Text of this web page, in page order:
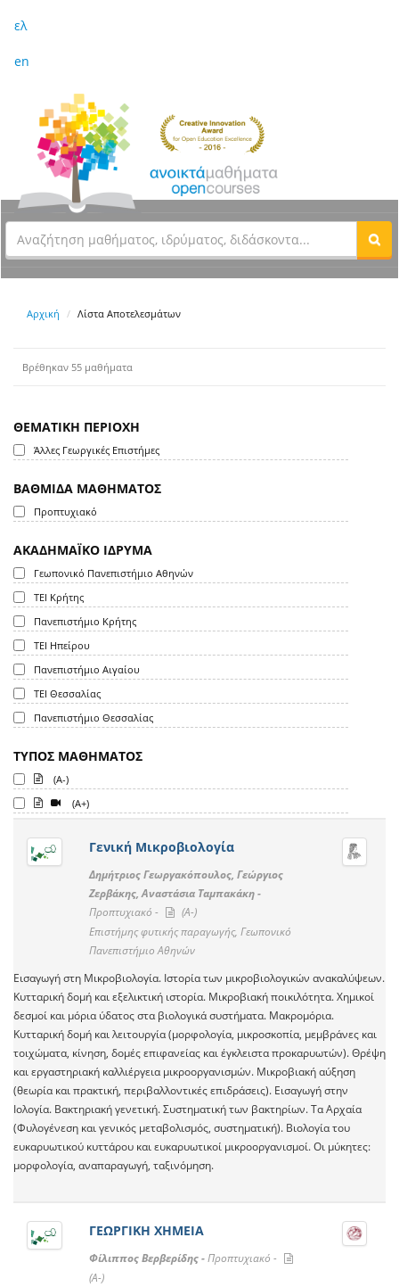
ελ
en
Αρχική Λίστα Αποτελεσμάτων
Βρέθηκαν 55 μαθήματα
ΘΕΜΑΤΙΚΗ ΠΕΡΙΟΧΗ
Άλλες Γεωργικές Επιστήμες
ΒΑΘΜΙΔΑ ΜΑΘΗΜΑΤΟΣ
Προπτυχιακό
ΑΚΑΔΗΜΑΪΚΟ ΙΔΡΥΜΑ
Γεωπονικό Πανεπιστήμιο Αθηνών
ΤΕΙ Κρήτης
Πανεπιστήμιο Κρήτης
ΤΕΙ Ηπείρου
Πανεπιστήμιο Αιγαίου
ΤΕΙ Θεσσαλίας
Πανεπιστήμιο Θεσσαλίας
ΤΥΠΟΣ ΜΑΘΗΜΑΤΟΣ
(A-)
(A+)
Γενική Μικροβιολογία
Δημήτριος Γεωργακόπουλος, Γεώργιος
Ζερβάκης, Αναστάσια Ταμπακάκη -
Προπτυχιακό -
(A-)
Επιστήμης φυτικής παραγωγής, Γεωπονικό
Πανεπιστήμιο Αθηνών
Εισαγωγή στη Μικροβιολογία. Ιστορία των μικροβιολογικών ανακαλύψεων.
Κυτταρική δομή και εξελικτική ιστορία. Μικροβιακή ποικιλότητα. Χημικοί
δεσμοί και μόρια ύδατος στα βιολογικά συστήματα. Μακρομόρια.
Κυτταρική δομή και λειτουργία (μορφολογία, μικροσκοπία, μεμβράνες και
τοιχώματα, κίνηση, δομές επιφανείας και έγκλειστα προκαρυωτών). Θρέψη
και εργαστηριακή καλλιέργεια μικροοργανισμών. Μικροβιακή αύξηση
(θεωρία και πρακτική, περιβαλλοντικές επιδράσεις). Εισαγωγή στην
Ιολογία. Βακτηριακή γενετική. Συστηματική των βακτηρίων. Τα Αρχαία
(Φυλογένεση και γενικός μεταβολισμός, συστηματική). Βιολογία του
ευκαρυωτικού κυττάρου και ευκαρυωτικοί μικροοργανισμοί. Οι μύκητες:
μορφολογία, αναπαραγωγή, ταξινόμηση.
ΓΕΩΡΓΙΚΗ ΧΗΜΕΙΑ
Φίλιππος Βερβερίδης -Προπτυχιακό -
(A-)